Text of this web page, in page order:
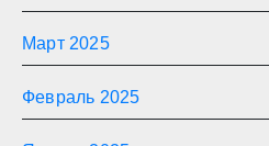
Март 2025
Февраль 2025